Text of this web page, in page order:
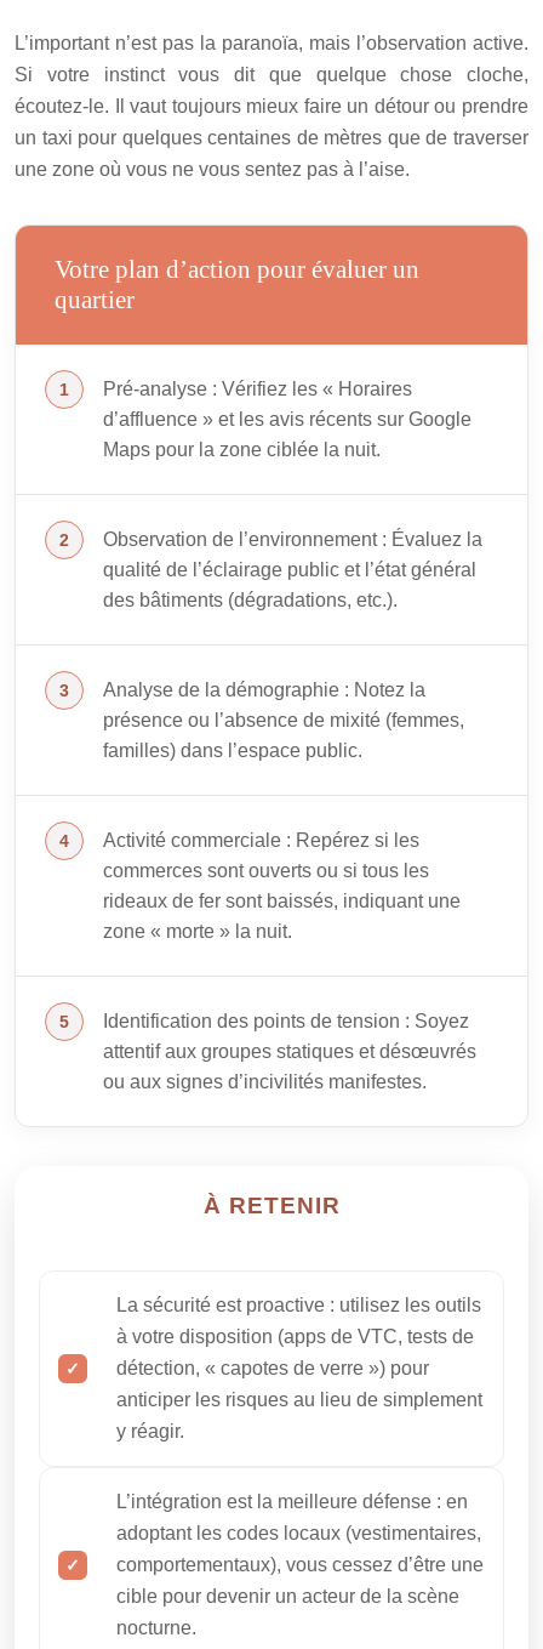
L’important n’est pas la paranoïa, mais l’observation active.
Si votre instinct vous dit que quelque chose cloche,
écoutez-le. Il vaut toujours mieux faire un détour ou prendre
un taxi pour quelques centaines de mètres que de traverser
une zone où vous ne vous sentez pas à l’aise.
Votre plan d’action pour évaluer un
quartier
Pré-analyse : Vérifiez les « Horaires
d’affluence » et les avis récents sur Google
Maps pour la zone ciblée la nuit.
Observation de l’environnement : Évaluez la
qualité de l’éclairage public et l’état général
des bâtiments (dégradations, etc.).
Analyse de la démographie : Notez la
présence ou l’absence de mixité (femmes,
familles) dans l’espace public.
Activité commerciale : Repérez si les
commerces sont ouverts ou si tous les
rideaux de fer sont baissés, indiquant une
zone « morte » la nuit.
Identification des points de tension : Soyez
attentif aux groupes statiques et désœuvrés
ou aux signes d’incivilités manifestes.
À RETENIR
La sécurité est proactive : utilisez les outils
à votre disposition (apps de VTC, tests de
détection, « capotes de verre ») pour
anticiper les risques au lieu de simplement
y réagir.
L’intégration est la meilleure défense : en
adoptant les codes locaux (vestimentaires,
comportementaux), vous cessez d’être une
cible pour devenir un acteur de la scène
nocturne.